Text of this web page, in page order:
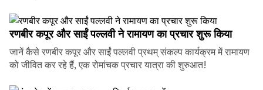
रणबीर कपूर और साईं पल्लवी ने रामायण का प्रचार शुरू किया
जानें कैसे रणबीर कपूर और साईं पल्लवी प्रथम् संकल्प कार्यक्रम में रामायण
को जीवित कर रहे हैं, एक रोमांचक प्रचार यात्रा की शुरुआत!